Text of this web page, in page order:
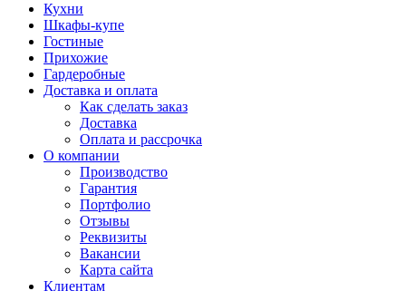
Кухни
Шкафы-купе
Гостиные
Прихожие
Гардеробные
Доставка и оплата
Как сделать заказ
Доставка
Оплата и рассрочка
О компании
Производство
Гарантия
Портфолио
Отзывы
Реквизиты
Вакансии
Карта сайта
Клиентам